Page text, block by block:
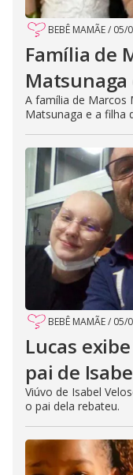
BEBÊ MAMÃE/ 05/
Família de
A família de Marcos
Matsunaga e a filha
BEBÊ MAMÃE/ 05/
Lucas
pai de
Viúvo de Isabel
o pai dela rebateu.